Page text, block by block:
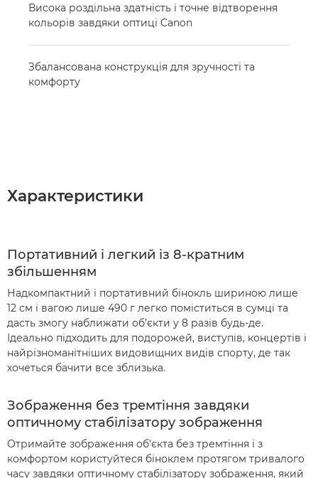
Висока роздільна здатність і точне відтворення
кольорів завдяки оптиці Canon
Збалансована конструкція для зручності та
комфорту
Характеристики
Портативний і легкий із 8-кратним
збільшенням
Надкомпактний і портативний бінокль шириною лише
12 см і вагою лише 490 г легко поміститься в сумці та
дасть змогу наближати об’єкти у 8 разів будь-де.
Ідеально підходить для подорожей, виступів, концертів і
найрізноманітніших видовищних видів спорту, де так
хочеться бачити все зблизька.
Зображення без тремтіння завдяки
оптичному стабілізатору зображення
Отримайте зображення об’єкта без тремтіння і з
комфортом користуйтеся біноклем протягом тривалого
часу завдяки оптичному стабілізатору зображення, який